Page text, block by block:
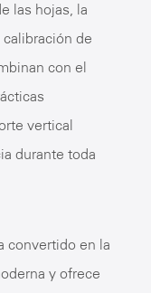
las hojas, la
de
con el
vertical
durante toda
convertido en la
y ofrece